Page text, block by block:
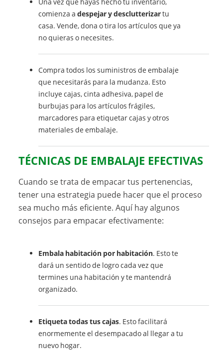
comienza adespejar y desclutterizartu
casa. Vende, dona o tira los artículos que ya
no quieras o necesites.
Compra todos los suministros de embalaje
que necesitarás para la mudanza. Esto
incluye cajas, cinta adhesiva, papel de
burbujas para los artículos frágiles,
marcadores para etiquetar cajas y otros
materiales de embalaje.
TÉCNICAS DE EMBALAJE EFECTIVAS
Cuando se trata de empacar tus pertenencias,
tener una estrategia puede hacer que el proceso
sea mucho más eficiente. Aquí hay algunos
consejos para empacar efectivamente:
Embala habitación por habitación. Esto te
dará un sentido de logro cada vez que
termines una habitación y te mantendrá
organizado.
Etiqueta todas tus cajas. Esto facilitará
enormemente el desempacado al llegar a tu
nuevo hogar.